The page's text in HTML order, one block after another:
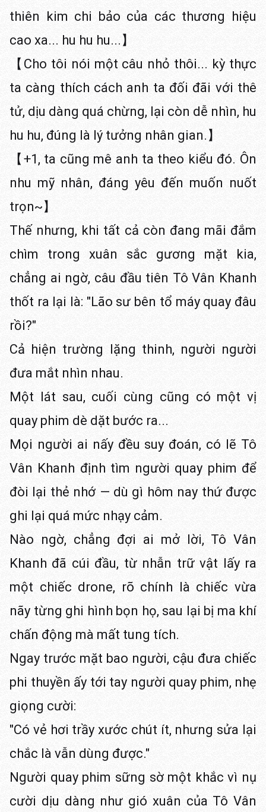
thiên kim chi bảo của các thương hiệu
cao xa... hu hu hu...】
【Cho tôi nói một câu nhỏ thôi... kỳ thực
ta càng thích cách anh ta đối đãi với thê
tử, dịu dàng quá chừng, lại còn dễ nhìn, hu
hu hu, đúng là lý tưởng nhân gian.】
【+1, ta cũng mê anh ta theo kiểu đó. Ôn
nhu mỹ nhân, đáng yêu đến muốn nuốt
trọn~】
Thế nhưng, khi tất cả còn đang mãi đắm
chìm trong xuân sắc gương mặt kia,
chẳng ai ngờ, câu đầu tiên Tô Vân Khanh
thốt ra lại là: "Lão sư bên tổ máy quay đâu
rồi?"
Cả hiện trường lặng thinh, người người
đưa mắt nhìn nhau.
Một lát sau, cuối cùng cũng có một vị
quay phim dè dặt bước ra...
Mọi người ai nấy đều suy đoán, có lẽ Tô
Vân Khanh định tìm người quay phim để
đòi lại thẻ nhớ — dù gì hôm nay thứ được
ghi lại quá mức nhạy cảm.
Nào ngờ, chẳng đợi ai mở lời, Tô Vân
Khanh đã cúi đầu, từ nhẫn trữ vật lấy ra
một chiếc drone, rõ chính là chiếc vừa
nãy từng ghi hình bọn họ, sau lại bị ma khí
chấn động mà mất tung tích.
Ngay trước mặt bao người, cậu đưa chiếc
phi thuyền ấy tới tay người quay phim, nhẹ
giọng cười:
"Có vẻ hơi trầy xước chút ít, nhưng sửa lại
chắc là vẫn dùng được."
Người quay phim sững sờ một khắc vì nụ
cười dịu dàng như gió xuân của Tô Vân